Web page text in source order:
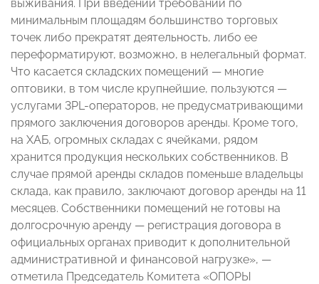
выживания. При введении требований по
минимальным площадям большинство торговых
точек либо прекратят деятельность, либо ее
переформатируют, возможно, в нелегальный формат.
Что касается складских помещений — многие
оптовики, в том числе крупнейшие, пользуются —
услугами 3PL-операторов, не предусматривающими
прямого заключения договоров аренды. Кроме того,
на ХАБ, огромных складах с ячейками, рядом
хранится продукция нескольких собственников. В
случае прямой аренды складов поменьше владельцы
склада, как правило, заключают договор аренды на 11
месяцев. Собственники помещений не готовы на
долгосрочную аренду — регистрация договора в
официальных органах приводит к дополнительной
административной и финансовой нагрузке», —
отметила Председатель Комитета «ОПОРЫ